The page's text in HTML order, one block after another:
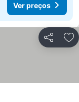
Ver preços
Partilhar